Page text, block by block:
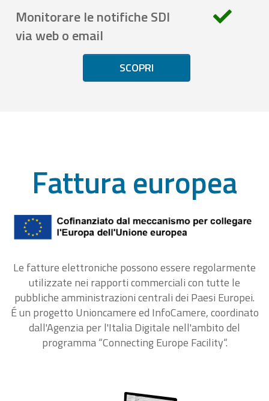
Monitorare le notifiche SDI
via web o email
SCOPRI
Fattura europea
Le fatture elettroniche possono essere regolarmente
utilizzate nei rapporti commerciali con tutte le
pubbliche amministrazioni centrali dei Paesi Europei.
É un progetto Unioncamere ed InfoCamere, coordinato
dall'Agenzia per l'Italia Digitale nell'ambito del
programma “Connecting Europe Facility“.